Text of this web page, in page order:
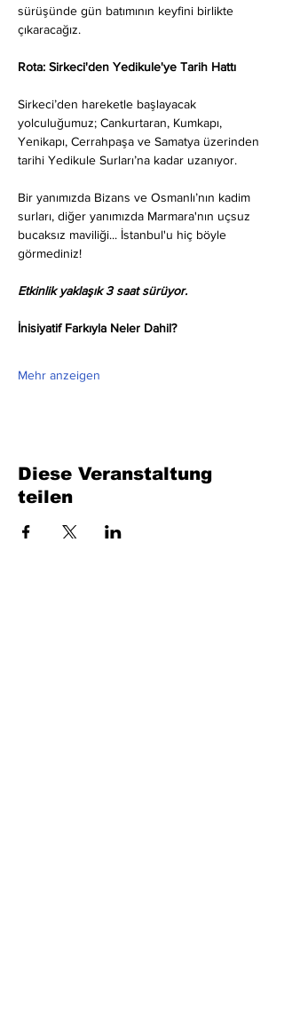
sürüşünde gün batımının keyfini birlikte
çıkaracağız.
Rota: Sirkeci'den Yedikule'ye Tarih Hattı
Sirkeci’den hareketle başlayacak
yolculuğumuz; Cankurtaran, Kumkapı,
Yenikapı, Cerrahpaşa ve Samatya üzerinden
tarihi Yedikule Surları’na kadar uzanıyor.
Bir yanımızda Bizans ve Osmanlı’nın kadim
surları, diğer yanımızda Marmara'nın uçsuz
bucaksız maviliği... İstanbul'u hiç böyle
görmediniz!
Etkinlik yaklaşık 3 saat sürüyor.
İnisiyatif Farkıyla Neler Dahil?
Mehr anzeigen
Diese Veranstaltung
teilen